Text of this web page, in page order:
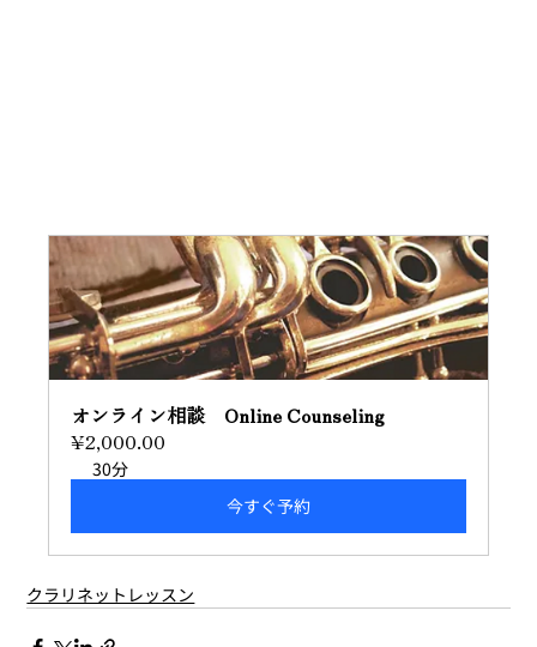
オンライン相談　Online Counseling
¥2,000.00
30分
今すぐ予約
クラリネットレッスン